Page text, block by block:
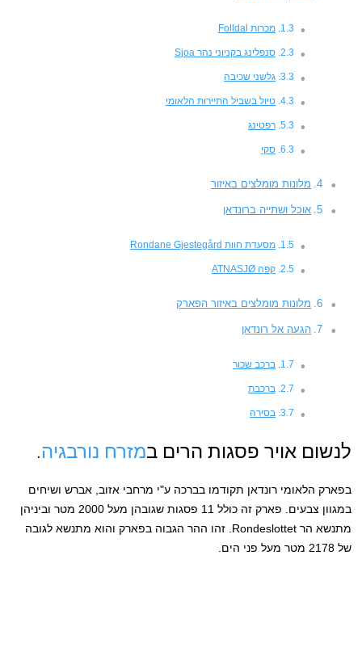
מכרות Folldal
סנפלינג בקניוני נהר Sjoa
גלשני שכיבה
טיול בשביל התיירות הלאומי
רפטינג
סקי
מלונות מומלצים באיזור
אוכל ושתייה ברונדאן
מסעדת חוות Rondane Gjestegård
קפה ATNASJØ
מלונות מומלצים באיזור הפארק
הגעה אל רונדאן
ברכב שכור
ברכבת
בסירה
לנשום אויר פסגות הרים במזרח נורבגיה.
בפארק הלאומי רונדאן תקודמו בברכה ע"י מרחבי אזוב, אברש ושיחים
במגוון צבעים. פארק זה כולל 11 פסגות שגובהן מעל 2000 מטר וביניהן
מתנשא הר Rondeslottet. זהו ההר הגבוה בפארק והוא מתנשא לגובה
של 2178 מטר מעל פני הים.